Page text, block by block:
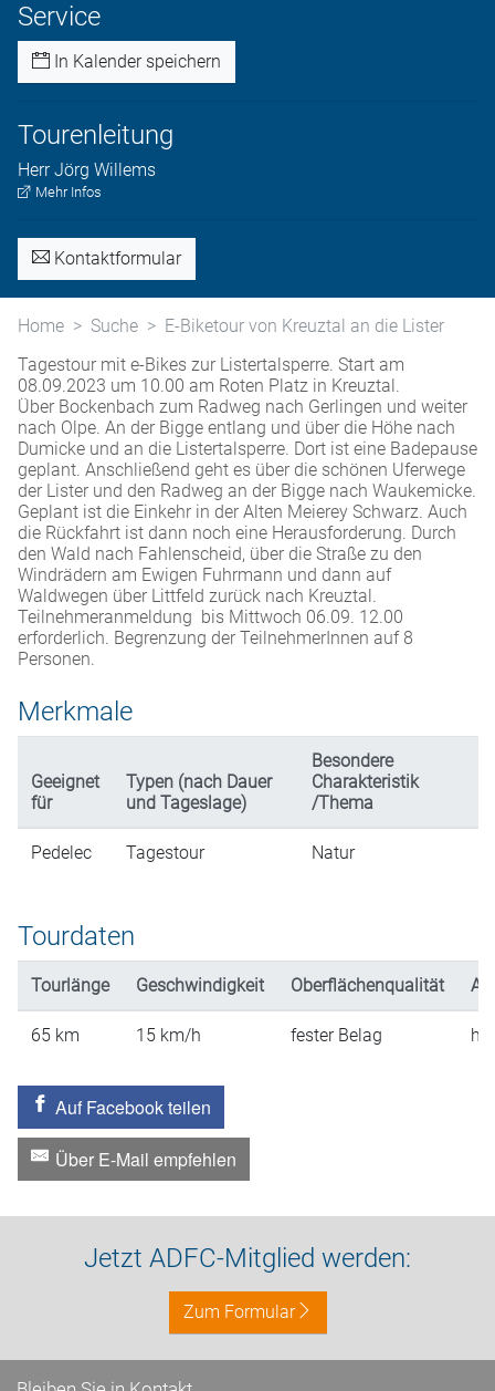
Service
In Kalender speichern
Tourenleitung
Herr Jörg Willems
Mehr Infos
Kontaktformular
Home Suche
E-Biketour von Kreuztal an die Lister
Tagestour mit e-Bikes zur Listertalsperre. Start am
08.09.2023 um 10.00 am Roten Platz in Kreuztal.
Über Bockenbach zum Radweg nach Gerlingen und weiter
nach Olpe. An der Bigge entlang und über die Höhe nach
Dumicke und an die Listertalsperre. Dort ist eine Badepause
geplant. Anschließend geht es über die schönen Uferwege
der Lister und den Radweg an der Bigge nach Waukemicke.
Geplant ist die Einkehr in der Alten Meierey Schwarz. Auch
die Rückfahrt ist dann noch eine Herausforderung. Durch
den Wald nach Fahlenscheid, über die Straße zu den
Windrädern am Ewigen Fuhrmann und dann auf
Waldwegen über Littfeld zurück nach Kreuztal.
Teilnehmeranmeldung bis Mittwoch 06.09. 12.00
erforderlich. Begrenzung der TeilnehmerInnen auf 8
Personen.
Merkmale
Geeignet
für
Typen (nach Dauer
und Tageslage)
Besondere
Charakteristik
/Thema
Pedelec Tagestour Natur
Tourdaten
Tourlänge Geschwindigkeit Oberflächenqualität
65 km 15 km/h fester Belag
Auf Facebook teilen
Über E-Mail empfehlen
Jetzt ADFC-Mitglied werden:
Zum Formular